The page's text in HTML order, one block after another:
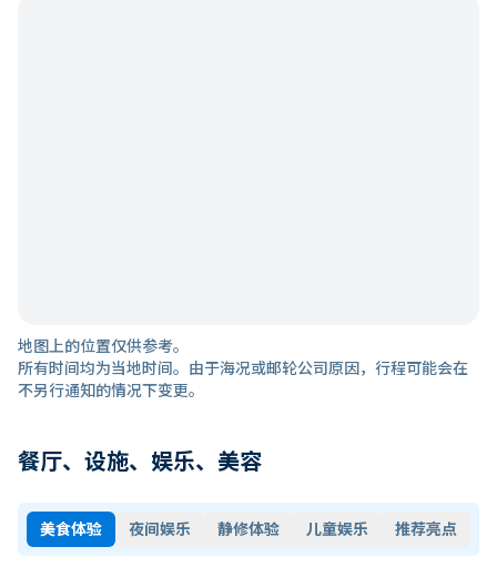
地图上的位置仅供参考。
所有时间均为当地时间。由于海况或邮轮公司原因，行程可能会在
不另行通知的情况下变更。
餐厅、设施、娱乐、美容
美食体验 夜间娱乐 静修体验 儿童娱乐 推荐亮点